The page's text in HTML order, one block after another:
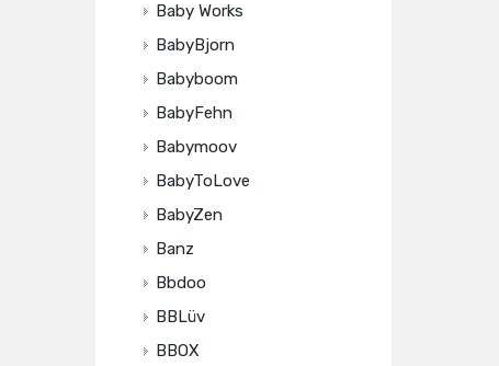
Baby Works
BabyBjorn
Babyboom
BabyFehn
Babymoov
BabyToLove
BabyZen
Banz
Bbdoo
BBLüv
BBOX